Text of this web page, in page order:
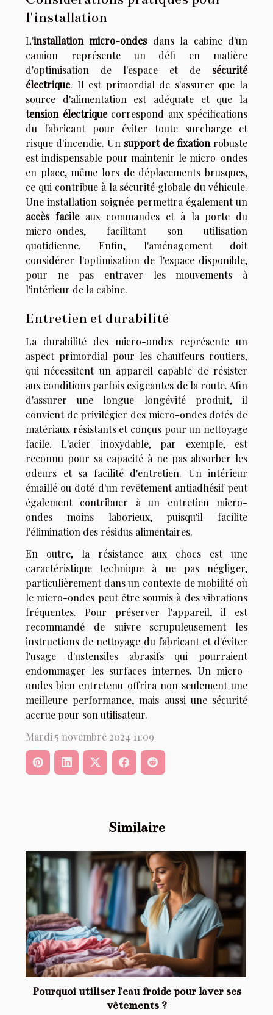
l'installation
L'installation micro-ondesdans la cabine d'un
camion représente un défi en matière
d'optimisation de l'espace et de sécurité
électrique. Il est primordial de s'assurer que la
source d'alimentation est adéquate et que la
tension électriquecorrespond aux spécifications
du fabricant pour éviter toute surcharge et
risque d'incendie. Un support de fixationrobuste
est indispensable pour maintenir le micro-ondes
en place, même lors de déplacements brusques,
ce qui contribue à la sécurité globale du véhicule.
Une installation soignée permettra également un
accès facileaux commandes et à la porte du
micro-ondes, facilitant son utilisation
quotidienne. Enfin, l'aménagement doit
considérer l'optimisation de l'espace disponible,
pour ne pas entraver les mouvements à
l'intérieur de la cabine.
Entretien et durabilité
La durabilité des micro-ondes représente un
aspect primordial pour les chauffeurs routiers,
qui nécessitent un appareil capable de résister
aux conditions parfois exigeantes de la route. Afin
d'assurer une longue longévité produit, il
convient de privilégier des micro-ondes dotés de
matériaux résistants et conçus pour un nettoyage
facile. L'acier inoxydable, par exemple, est
reconnu pour sa capacité à ne pas absorber les
odeurs et sa facilité d'entretien. Un intérieur
émaillé ou doté d'un revêtement antiadhésif peut
également contribuer à un entretien micro-
ondes moins laborieux, puisqu'il facilite
l'élimination des résidus alimentaires.
En outre, la résistance aux chocs est une
caractéristique technique à ne pas négliger,
particulièrement dans un contexte de mobilité où
le micro-ondes peut être soumis à des vibrations
fréquentes. Pour préserver l'appareil, il est
recommandé de suivre scrupuleusement les
instructions de nettoyage du fabricant et d'éviter
l'usage d'ustensiles abrasifs qui pourraient
endommager les surfaces internes. Un micro-
ondes bien entretenu offrira non seulement une
meilleure performance, mais aussi une sécurité
accrue pour son utilisateur.
Mardi 5 novembre 2024 11:09
Similaire
Pourquoi utiliser l'eau froide pour laver ses
vêtements ?